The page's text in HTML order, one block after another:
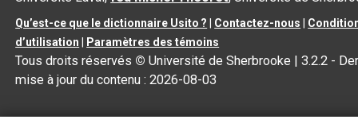
Qu’est-ce que le dictionnaire Usito ? | Contactez-nous |
d’utilisation | Paramètres des témoins
Tous droits réservés © Université de Sherbrooke |3.2.2 -
mise à jour du contenu :2026-08-03